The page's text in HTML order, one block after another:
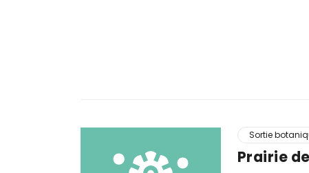
Sortie
Prairie